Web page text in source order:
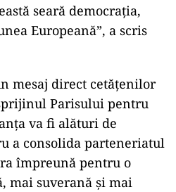
seară democrația,
Europeană”, a scris
mesaj direct cetățenilor
Parisului pentru
va fi alături de
a consolida parteneriatul
împreună pentru o
mai suverană și mai